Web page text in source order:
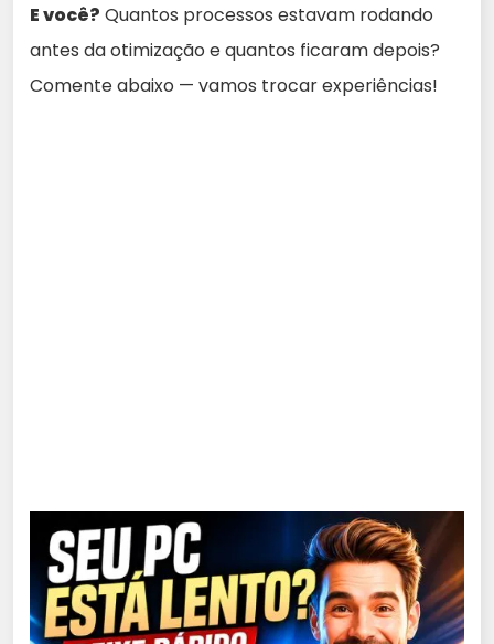
E você? Quantos processos estavam rodando
antes da otimização e quantos ficaram depois?
Comente abaixo — vamos trocar experiências!